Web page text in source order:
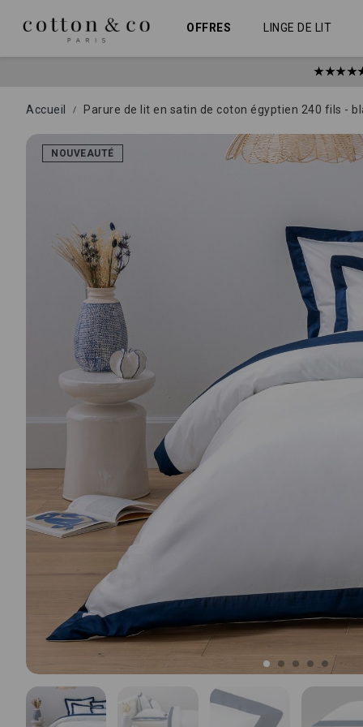
contenu
OFFRES LINGE DE LIT
Accueil Parure de lit en satin de coton égyptien 240 fils -
Skip
gallery
NOUVEAUTÉ